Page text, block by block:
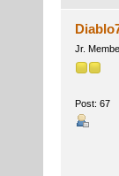
Jr.
Post: 67